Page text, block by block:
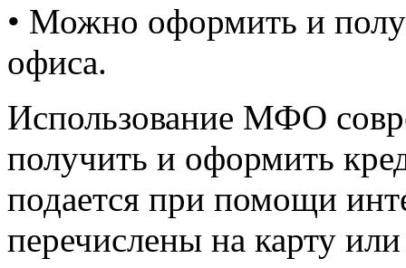
• Можно оформить и
офиса.
Использование МФО
получить и оформить
подается при помощи
перечислены на карту или